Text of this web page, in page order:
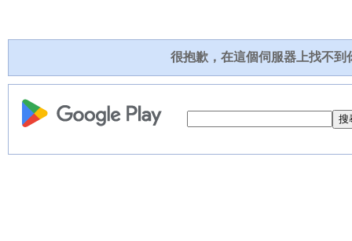
很抱歉，在這個伺服器上找不到